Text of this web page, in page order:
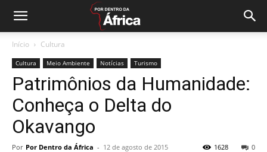
Início Cultura
Cultura Meio Ambiente Notícias Turismo
Patrimônios da Humanidade:
Conheça o Delta do
Okavango
Por Por Dentro da África - 12 de agosto de 2015 0
1628